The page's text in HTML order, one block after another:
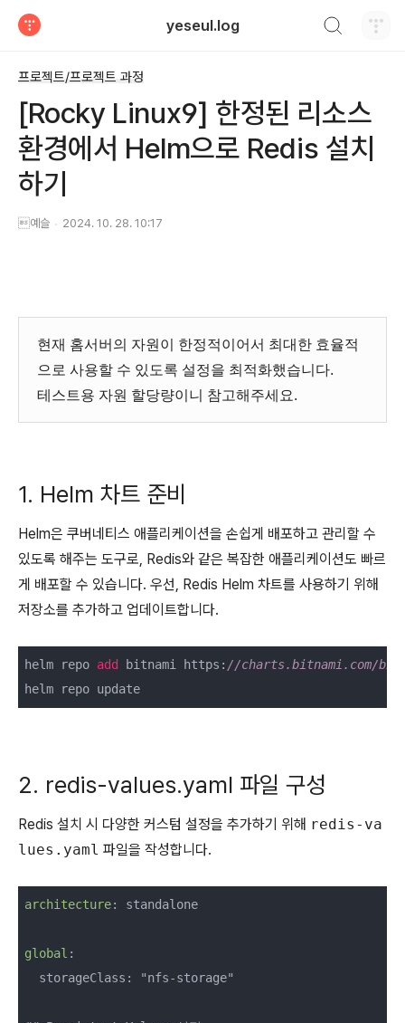
yeseul.log
프로젝트/프로젝트 과정
[Rocky Linux9] 한정된 리소스
환경에서 Helm으로 Redis 설치
하기
예슬 2024. 10. 28. 10:17
현재 홈서버의 자원이 한정적이어서 최대한 효율적
으로 사용할 수 있도록 설정을 최적화했습니다.
테스트용 자원 할당량이니 참고해주세요.
1. Helm 차트 준비
Helm은 쿠버네티스 애플리케이션을 손쉽게 배포하고 관리할 수
있도록 해주는 도구로, Redis와 같은 복잡한 애플리케이션도 빠르
게 배포할 수 있습니다. 우선, Redis Helm 차트를 사용하기 위해
저장소를 추가하고 업데이트합니다.
helm repo add bitnami https: //charts.bitnami.com/
helm repo update
2. redis-values.yaml 파일 구성
Redis 설치 시 다양한 커스텀 설정을 추가하기 위해 redis-va
lues.yaml 파일을 작성합니다.
architecture: standalone
global :
  storageClass: "nfs-storage"